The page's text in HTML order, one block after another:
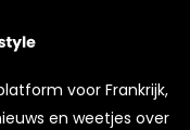
voor Frankrijk,
en weetjes over